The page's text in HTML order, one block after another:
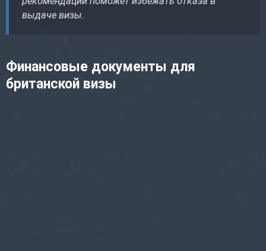
выдаче визы.
Финансовые документы для
британской визы